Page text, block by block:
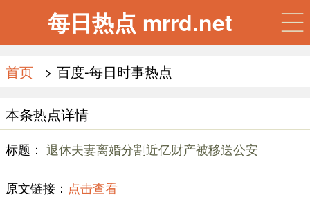
每日热点 mrrd.net
首页 > 百度-每日时事热点
本条热点详情
标题： 退休夫妻离婚分割近亿财产被移送公安
原文链接： 点击查看